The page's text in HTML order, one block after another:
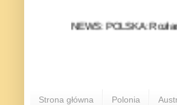
NEWS: POLSKA: Rozłam
Strona główna Polonia